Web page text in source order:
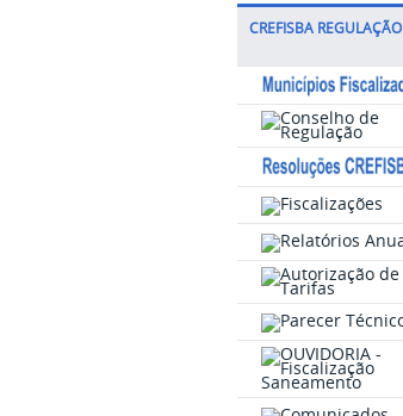
CREFISBA REGULAÇÃO